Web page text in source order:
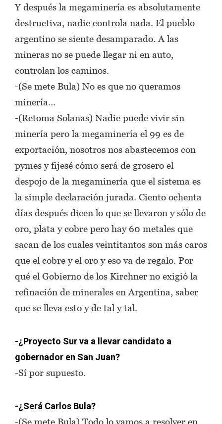
Y después la megaminería es absolutamente
destructiva, nadie controla nada. El pueblo
argentino se siente desamparado. A las
mineras no se puede llegar ni en auto,
controlan los caminos.
-(Se mete Bula) No es que no queramos
minería…
-(Retoma Solanas) Nadie puede vivir sin
minería pero la megaminería el 99 es de
exportación, nosotros nos abastecemos con
pymes y fijesé cómo será de grosero el
despojo de la megaminería que el sistema es
la simple declaración jurada. Ciento ochenta
días después dicen lo que se llevaron y sólo de
oro, plata y cobre pero hay 60 metales que
sacan de los cuales veintitantos son más caros
que el cobre y el oro y eso va de regalo. Por
qué el Gobierno de los Kirchner no exigió la
refinación de minerales en Argentina, saber
que se lleva esto y de tal y tal.
-¿Proyecto Sur va a llevar candidato a
gobernador en San Juan?
-Sí por supuesto.
-¿Será Carlos Bula?
-(Se mete Bula) Todo lo vamos a resolver en